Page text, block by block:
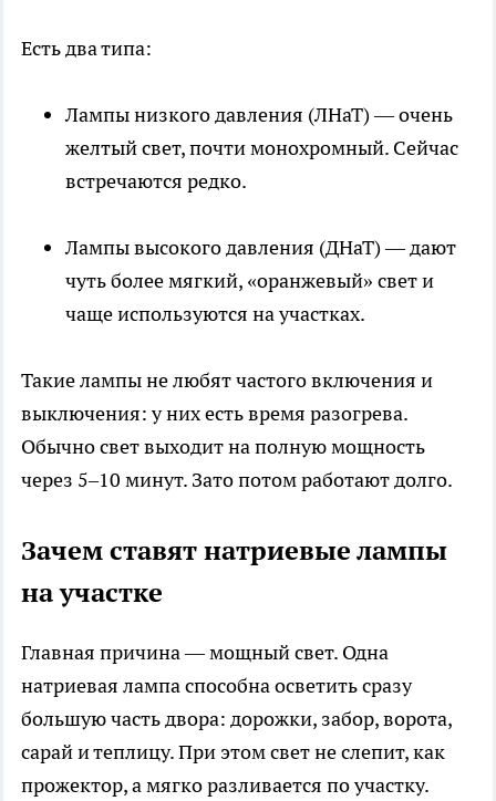
Есть два типа:
Лампы низкого давления (ЛНаТ) — очень
желтый свет, почти монохромный. Сейчас
встречаются редко.
Лампы высокого давления (ДНаТ) — дают
чуть более мягкий, «оранжевый» свет и
чаще используются на участках.
Такие лампы не любят частого включения и
выключения: у них есть время разогрева.
Обычно свет выходит на полную мощность
через 5–10 минут. Зато потом работают долго.
Зачем ставят натриевые лампы
на участке
Главная причина — мощный свет. Одна
натриевая лампа способна осветить сразу
большую часть двора: дорожки, забор, ворота,
сарай и теплицу. При этом свет не слепит, как
прожектор, а мягко разливается по участку.